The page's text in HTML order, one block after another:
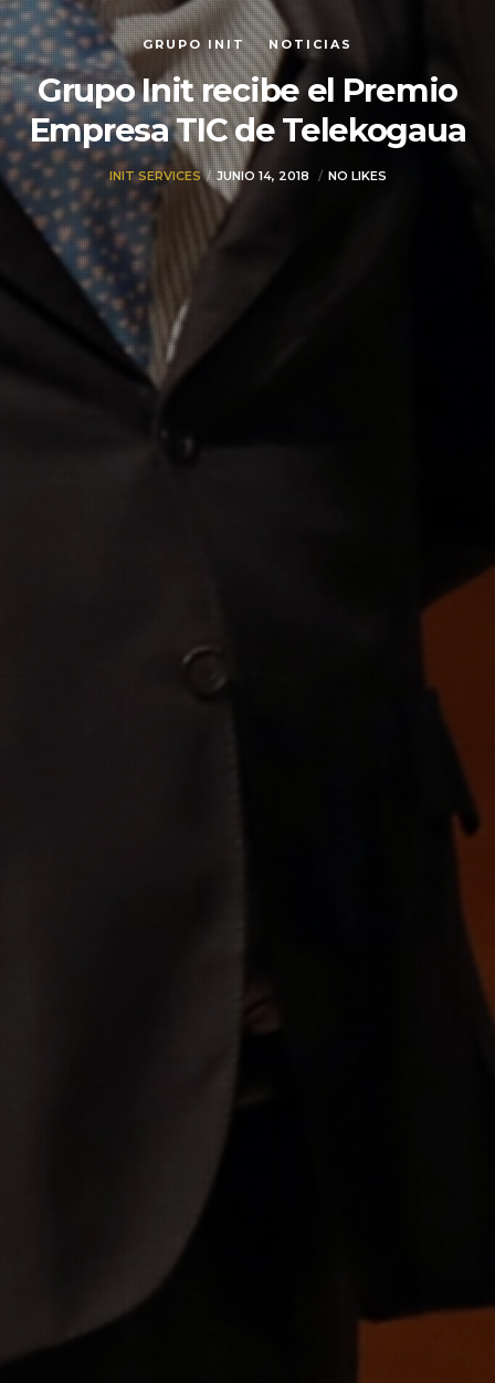
GRUPO INIT NOTICIAS
Grupo Init recibe el Premio
Empresa TIC de Telekogaua
INIT SERVICES JUNIO 14, 2018 NO LIKES